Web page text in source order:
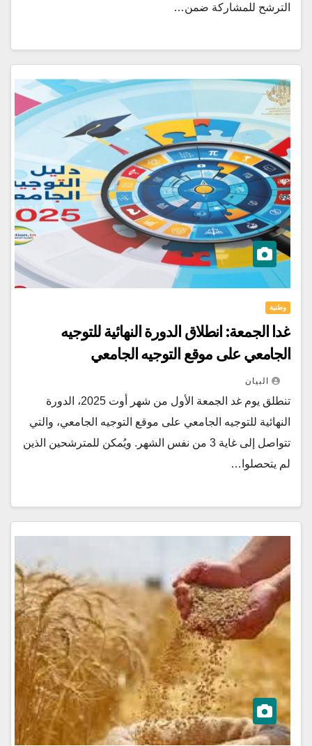
الترشح للمشاركة ضمن…
وطنية
غدا الجمعة: انطلاق الدورة النهائية للتوجيه
الجامعي على موقع التوجيه الجامعي
البيان
تنطلق يوم غد الجمعة الأول من شهر أوت 2025، الدورة
النهائية للتوجيه الجامعي على موقع التوجيه الجامعي، والتي
تتواصل إلى غاية 3 من نفس الشهر. ويُمكن للمترشحين الذين
لم يتحصلوا…